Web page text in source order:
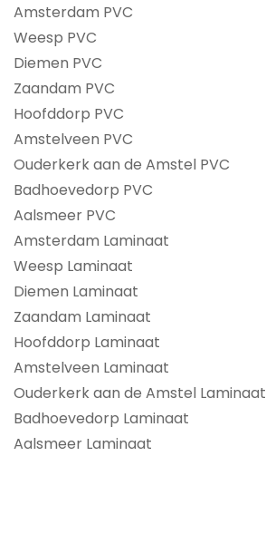
Amsterdam PVC
Weesp PVC
Diemen PVC
Zaandam PVC
Hoofddorp PVC
Amstelveen PVC
Ouderkerk aan de Amstel PVC
Badhoevedorp PVC
Aalsmeer PVC
Amsterdam Laminaat
Weesp Laminaat
Diemen Laminaat
Zaandam Laminaat
Hoofddorp Laminaat
Amstelveen Laminaat
Ouderkerk aan de Amstel Laminaat
Badhoevedorp Laminaat
Aalsmeer Laminaat